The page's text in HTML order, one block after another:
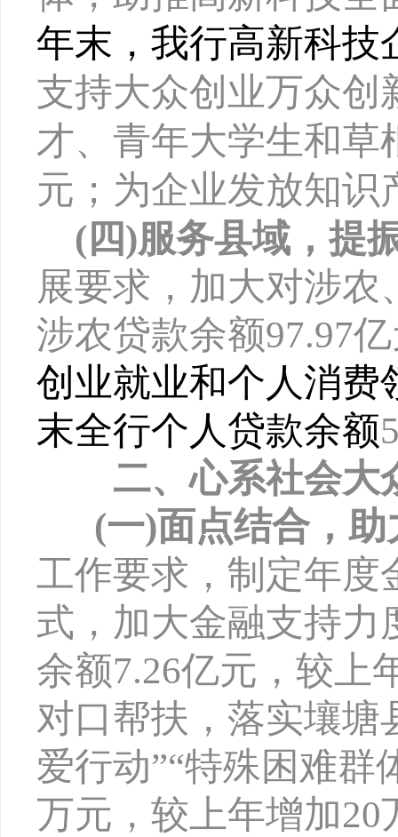
年末，我行高新科技
支持大众创业万众创
才、青年大学生和草
元；为企业发放知识
(四)服务县域，提
展要求， 加大对涉农
涉农贷款余额97.97
创业就业和个人消费
末全行个人贷款余额
二、心系社会大
(一)面点结合，
工作要求，制定年度
式， 加大金融支持力
余额7.26亿元，较上
对口帮扶，落实壤塘
爱行动”“特殊困难群
万元，较上年增加20